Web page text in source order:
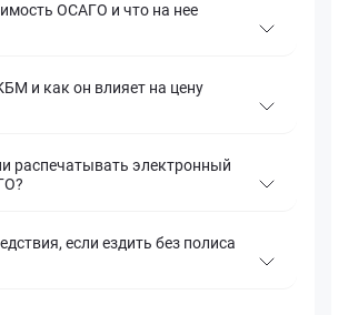
ОСАГО и что на нее
и как он влияет на цену
распечатывать электронный
если ездить без полиса